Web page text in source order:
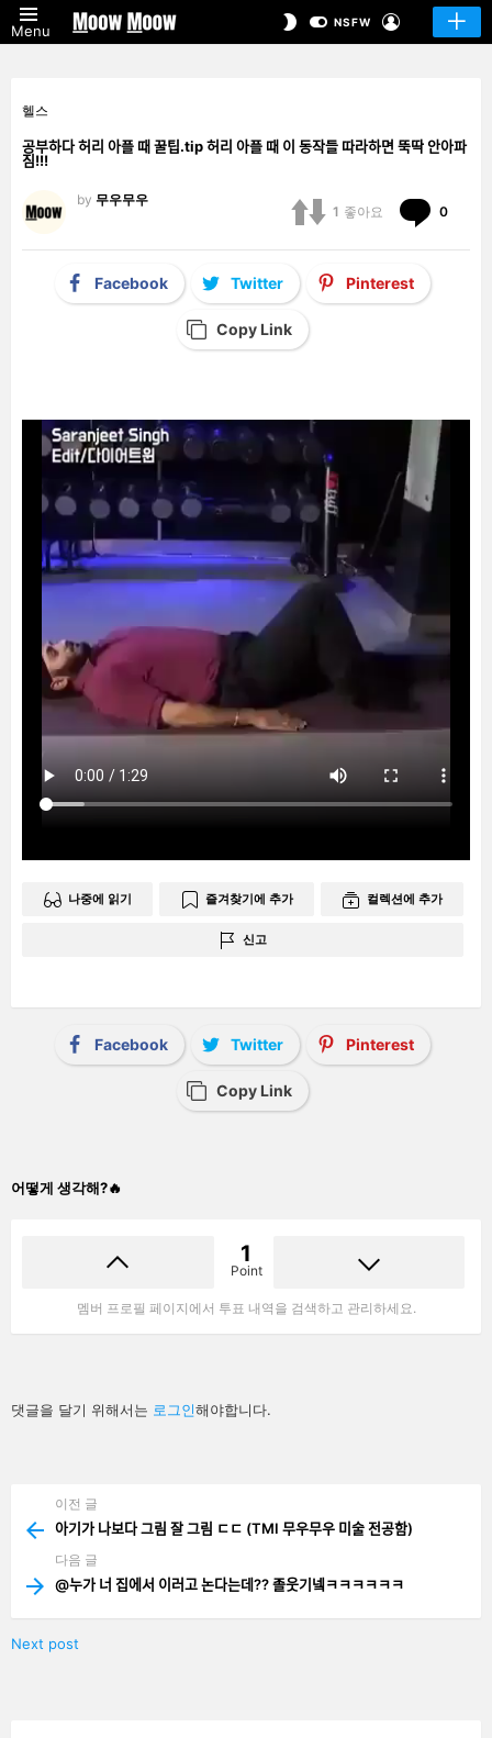
Menu
SWITCHNSFW
헬스
공부하다 허리 아플 때 꿀팁.tip 허리 아플 때 이 동작들 따라하면 뚝딱 안아파
짐!!!
by 무우무우
1 좋아요 0
Facebook Twitter Pinterest
Copy Link
나중에 읽기 즐겨찾기에 추가 컬렉션에 추가
신고
Facebook Twitter Pinterest
Copy Link
어떻게 생각해?🔥
1
Point
멤버 프로필 페이지에서 투표 내역을 검색하고 관리하세요.
답
글
댓글을 달기 위해서는 로그인해야합니다.
more
이전 글
아기가 나보다 그림 잘 그림 ㄷㄷ (TMI 무우무우 미술 전공함)
다음 글
@누가 너 집에서 이러고 논다는데?? 졸웃기넼ㅋㅋㅋㅋㅋㅋ
Next post